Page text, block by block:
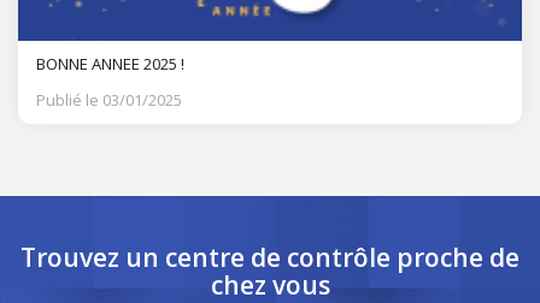
BONNE ANNEE 2025 !
Publié le 03/01/2025
Trouvez un centre de contrôle proche de
chez vous